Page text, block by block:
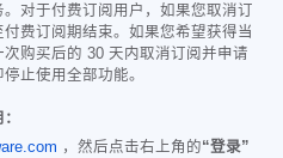
对于付费订阅用户，如果您取消订
费订阅期结束。如果您希望获得当
购买后的 30 天内取消订阅并申请
止使用全部功能。
，然后点击右上角的“登录”